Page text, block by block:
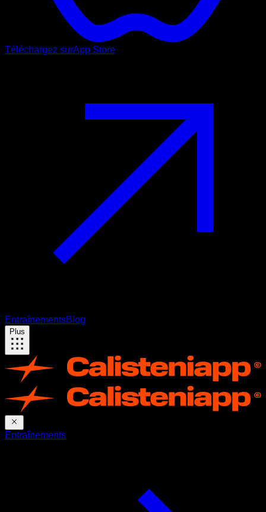
Téléchargez surApp Store
EntraînementsBlog
Plus
Entraînements